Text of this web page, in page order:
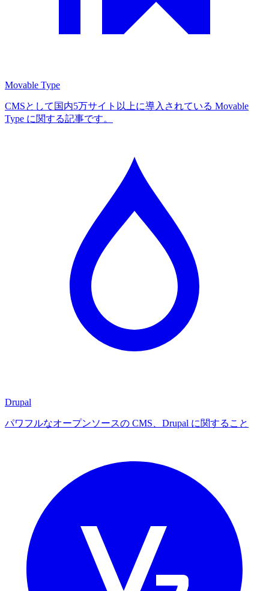
Movable Type
CMSとして国内5万サイト以上に導入されている Movable
Type に関する記事です。
Drupal
パワフルなオープンソースの CMS、Drupal に関すること